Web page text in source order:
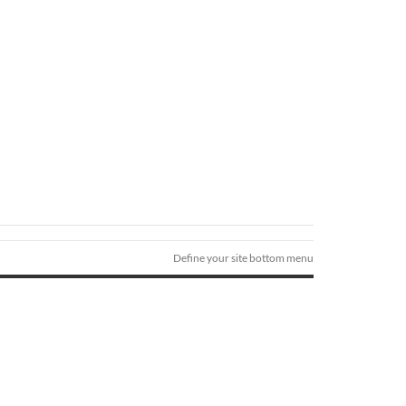
Define your site bottom menu